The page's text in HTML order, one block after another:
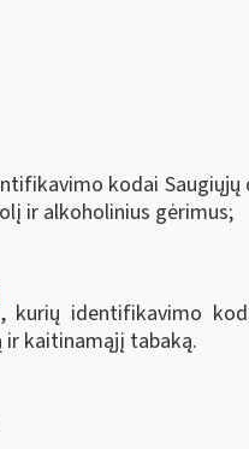
kodai Saugiųjų
ir alkoholinius gėrimus;
, kurių identifikavimo
ir kaitinamąjį tabaką.